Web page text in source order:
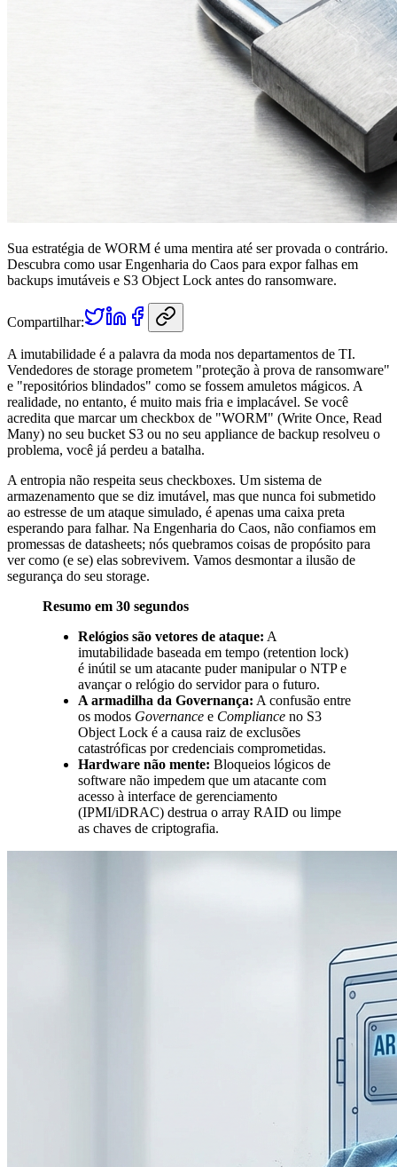
Sua estratégia de WORM é uma mentira até ser provada o contrário.
Descubra como usar Engenharia do Caos para expor falhas em
backups imutáveis e S3 Object Lock antes do ransomware.
Compartilhar:
A imutabilidade é a palavra da moda nos departamentos de TI.
Vendedores de storage prometem "proteção à prova de ransomware"
e "repositórios blindados" como se fossem amuletos mágicos. A
realidade, no entanto, é muito mais fria e implacável. Se você
acredita que marcar um checkbox de "WORM" (Write Once, Read
Many) no seu bucket S3 ou no seu appliance de backup resolveu o
problema, você já perdeu a batalha.
A entropia não respeita seus checkboxes. Um sistema de
armazenamento que se diz imutável, mas que nunca foi submetido
ao estresse de um ataque simulado, é apenas uma caixa preta
esperando para falhar. Na Engenharia do Caos, não confiamos em
promessas de datasheets; nós quebramos coisas de propósito para
ver como (e se) elas sobrevivem. Vamos desmontar a ilusão de
segurança do seu storage.
Resumo em 30 segundos
Relógios são vetores de ataque: A
imutabilidade baseada em tempo (retention lock)
é inútil se um atacante puder manipular o NTP e
avançar o relógio do servidor para o futuro.
A armadilha da Governança: A confusão entre
os modos Governance e Compliance no S3
Object Lock é a causa raiz de exclusões
catastróficas por credenciais comprometidas.
Hardware não mente: Bloqueios lógicos de
software não impedem que um atacante com
acesso à interface de gerenciamento
(IPMI/iDRAC) destrua o array RAID ou limpe
as chaves de criptografia.